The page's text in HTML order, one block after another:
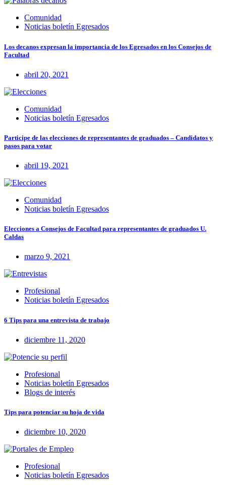
Comunidad
Noticias boletín Egresados
Los decanos expresan la importancia de los Egresados en los Consejos de
Facultad
abril 20, 2021
Comunidad
Noticias boletín Egresados
Participe de las elecciones de representantes de graduados – Candidatos y
pasos para votar
abril 19, 2021
Comunidad
Noticias boletín Egresados
Elecciones a Consejos de Facultad para representantes de graduados U.
Caldas
marzo 9, 2021
Profesional
Noticias boletín Egresados
6 Tips para una entrevista de trabajo
diciembre 11, 2020
Profesional
Noticias boletín Egresados
Blogs de interés
Tips para potenciar su hoja de vida
diciembre 10, 2020
Profesional
Noticias boletín Egresados